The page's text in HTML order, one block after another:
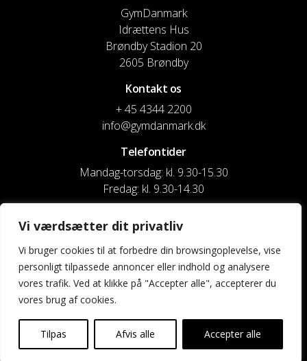
Vi værdsætter dit privatliv
Vi bruger cookies til at forbedre din browsingoplevelse, vise
personligt tilpassede annoncer eller indhold og analysere
vores trafik. Ved at klikke på "Accepter alle", accepterer du
vores brug af cookies.
Tilpas Afvis alle Accepter alle
GymDanmark
Idrættens Hus
Brøndby Stadion 20
2605 Brøndby
Kontakt os
+ 45 4344 2200
info@gymdanmark.dk
Telefontider
Mandag-torsdag: kl. 9.30-15.30
Fredag: kl. 9.30-14.30
CVR nr. 20916818
Reg. & Kontonr.: 4180 3119119022
Privatlivspolitik og cookies
Kontakt os
Kalender